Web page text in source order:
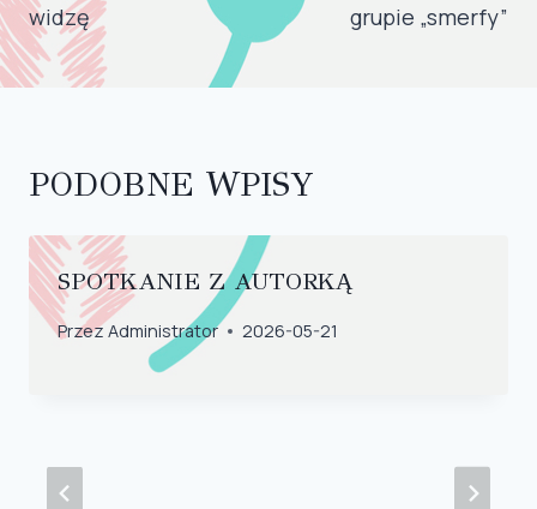
widzę
grupie „smerfy”
PODOBNE WPISY
SPOTKANIE Z AUTORKĄ
PrzezAdministrator 2026-05-21